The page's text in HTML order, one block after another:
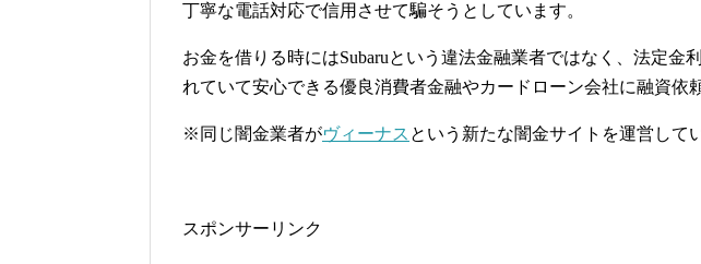
丁寧な電話対応で信用させて騙そうとしています。
お金を借りる時にはSubaruという違法金融業者ではなく、法定金
れていて安心できる優良消費者金融やカードローン会社に融資依
※同じ闇金業者がヴィーナス という新たな闇金サイトを運営して
スポンサーリンク